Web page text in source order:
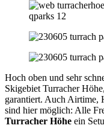
Hoch oben und sehr
Skigebiet Turracher
garantiert. Auch Airtime,
sind hier möglich: Alle
Turracher Höhe ein